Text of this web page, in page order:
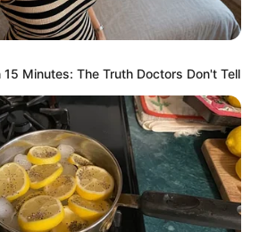
Minutes: The Truth Doctors Don't Tell